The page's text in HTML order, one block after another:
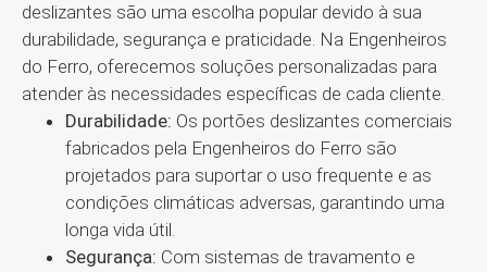
deslizantes são uma escolha popular devido à sua
durabilidade, segurança e praticidade. Na Engenheiros
do Ferro, oferecemos soluções personalizadas para
atender às necessidades específicas de cada cliente.
Durabilidade: Os portões deslizantes comerciais
fabricados pela Engenheiros do Ferro são
projetados para suportar o uso frequente e as
condições climáticas adversas, garantindo uma
longa vida útil.
Segurança: Com sistemas de travamento e